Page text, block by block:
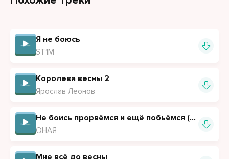
Я не боюсь
ST1M
Королева весны 2
Ярослав Леонов
Не боись прорвёмся и ещё побьёмся (Полная версия)
ОНАЯ
Мне всё до весны